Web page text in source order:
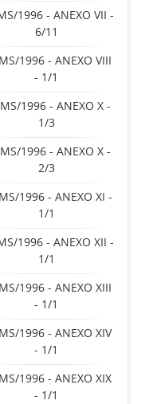
1996 - ANEXO VII -
6/11
1996 - ANEXO VIII
- 1/1
1996 - ANEXO X -
1/3
1996 - ANEXO X -
2/3
1996 - ANEXO XI -
1/1
1996 - ANEXO XII -
1/1
1996 - ANEXO XIII
- 1/1
1996 - ANEXO XIV
- 1/1
1996 - ANEXO XIX
- 1/1